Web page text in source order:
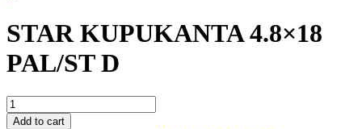
STAR KUPUKANTA 4.8×18
PAL/ST D
STAR
KUPUKANTA
Add to cart